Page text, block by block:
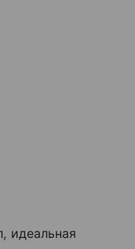
идеальная